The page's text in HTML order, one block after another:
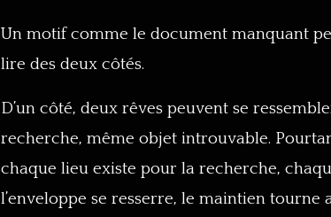
Un motif comme le document manquant
lire des deux côtés.
D’un côté, deux rêves peuvent se
recherche, même objet introuvable.
chaque lieu existe pour la recherche,
l’enveloppe se resserre, le maintien tourne